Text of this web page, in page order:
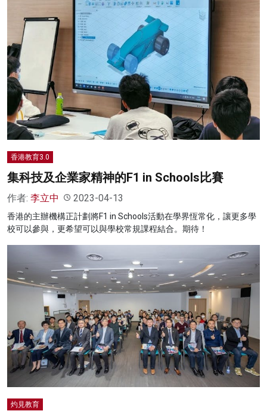
香港教育3.0
集科技及企業家精神的F1 in Schools比賽
作者: 李立中 2023-04-13
香港的主辦機構正計劃將F1 in Schools活動在學界恆常化，讓更多學
校可以參與，更希望可以與學校常規課程結合。期待！
灼見教育